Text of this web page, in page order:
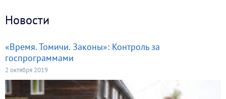
Новости
«Время. Томичи. Законы»: Контроль за
госпрограммами
2 октября 2019